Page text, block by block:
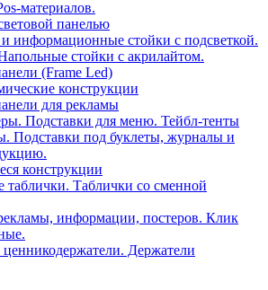
материалов.
панелью
информационные стойки с подсветкой.
стойки с акрилайтом.
(Frame Led)
конструкции
для рекламы
Подставки для меню. Тейбл-тенты
Подставки под буклеты, журналы и
конструкции
таблички. Таблички со сменной
информации, постеров. Клик
Держатели